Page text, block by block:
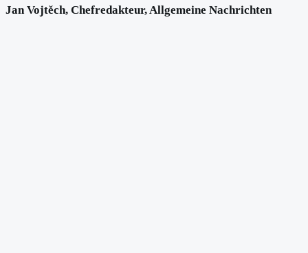
Jan Vojtěch, Chefredakteur, Allgemeine Nachrichten